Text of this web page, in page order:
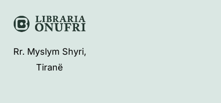
Rr. Myslym Shyri,
Tiranë